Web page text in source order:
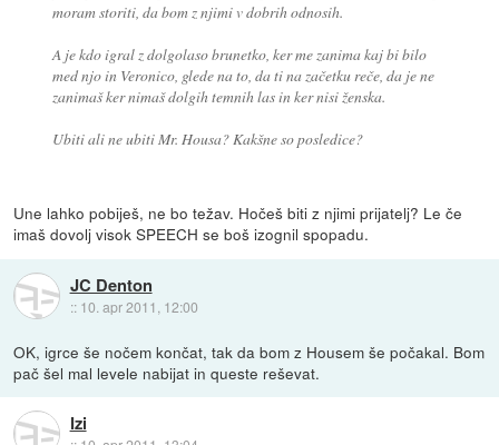
moram storiti, da bom z njimi v dobrih odnosih.
A je kdo igral z dolgolaso brunetko, ker me zanima kaj bi bilo
med njo in Veronico, glede na to, da ti na začetku reče, da je ne
zanimaš ker nimaš dolgih temnih las in ker nisi ženska.
Ubiti ali ne ubiti Mr. Housa? Kakšne so posledice?
Une lahko pobiješ, ne bo težav. Hočeš biti z njimi prijatelj? Le če
imaš dovolj visok SPEECH se boš izognil spopadu.
JC Denton
:: 10. apr 2011, 12:00
OK, igrce še nočem končat, tak da bom z Housem še počakal. Bom
pač šel mal levele nabijat in queste reševat.
Izi